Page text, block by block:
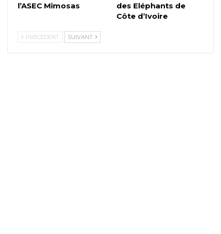
l’ASEC Mimosas
des Eléphants de
Côte d’Ivoire
PRÉCÉDENT SUIVANT